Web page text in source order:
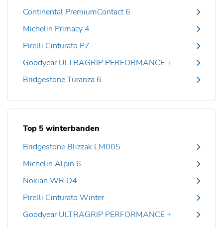
Continental PremiumContact 6
Michelin Primacy 4
Pirelli Cinturato P7
Goodyear ULTRAGRIP PERFORMANCE +
Bridgestone Turanza 6
Top 5 winterbanden
Bridgestone Blizzak LM005
Michelin Alpin 6
Nokian WR D4
Pirelli Cinturato Winter
Goodyear ULTRAGRIP PERFORMANCE +